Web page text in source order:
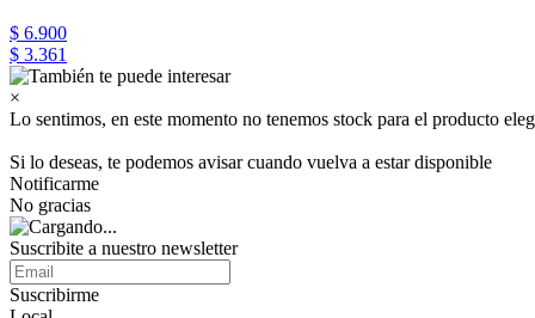
$ 6.900
$ 3.361
×
Lo sentimos, en este momento no tenemos stock para el producto
Si lo deseas, te podemos avisar cuando vuelva a estar disponible
Notificarme
No gracias
Suscribite a nuestro newsletter
Suscribirme